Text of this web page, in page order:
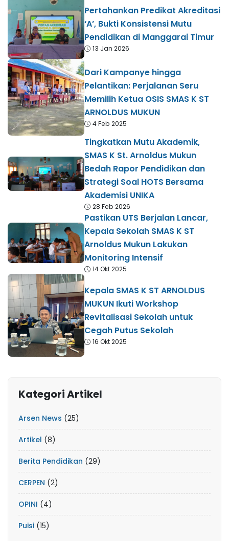
Pertahankan Predikat Akreditasi
‘A’, Bukti Konsistensi Mutu
Pendidikan di Manggarai Timur
13 Jan 2026
Dari Kampanye hingga
Pelantikan: Perjalanan Seru
Memilih Ketua OSIS SMAS K ST
ARNOLDUS MUKUN
4 Feb 2025
Tingkatkan Mutu Akademik,
SMAS K St. Arnoldus Mukun
Bedah Rapor Pendidikan dan
Strategi Soal HOTS Bersama
Akademisi UNIKA
28 Feb 2026
Pastikan UTS Berjalan Lancar,
Kepala Sekolah SMAS K ST
Arnoldus Mukun Lakukan
Monitoring Intensif
14 Okt 2025
Kepala SMAS K ST ARNOLDUS
MUKUN Ikuti Workshop
Revitalisasi Sekolah untuk
Cegah Putus Sekolah
16 Okt 2025
Kategori Artikel
Arsen News (25)
Artikel (8)
Berita Pendidikan (29)
CERPEN (2)
OPINI (4)
Puisi (15)